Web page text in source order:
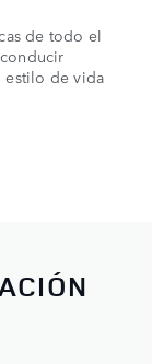
de todo el
estilo de vida